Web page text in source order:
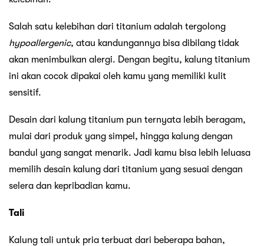
Salah satu kelebihan dari titanium adalah tergolong
hypoallergenic, atau kandungannya bisa dibilang tidak
akan menimbulkan alergi. Dengan begitu, kalung titanium
ini akan cocok dipakai oleh kamu yang memiliki kulit
sensitif.
Desain dari kalung titanium pun ternyata lebih beragam,
mulai dari produk yang simpel, hingga kalung dengan
bandul yang sangat menarik. Jadi kamu bisa lebih leluasa
memilih desain kalung dari titanium yang sesuai dengan
selera dan kepribadian kamu.
Tali
Kalung tali untuk pria terbuat dari beberapa bahan,